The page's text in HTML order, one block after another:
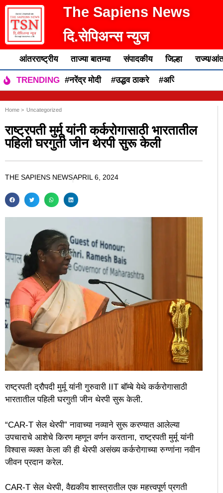
The Sapiens News
दि.सेपिअन्स न्युज
आंतरराष्ट्रीय ताज्या बातम्या संपादकीय जिल्हा राज्य/
TRENDING #नरेंद्र मोदी #उद्धव ठाकरे #अजित पवार
Home > Uncategorized
राष्ट्रपती मुर्मू यांनी कर्करोगासाठी भारतातील
पहिली घरगुती जीन थेरपी सुरू केली
THE SAPIENS NEWSAPRIL 6, 2024
राष्ट्रपती द्रौपदी मुर्मू यांनी गुरुवारी IIT बॉम्बे येथे कर्करोगासाठी
भारतातील पहिली घरगुती जीन थेरपी सुरू केली.
“CAR-T सेल थेरपी” नावाच्या नव्याने सुरू करण्यात आलेल्या
उपचाराचे आशेचे किरण म्हणून वर्णन करताना, राष्ट्रपती मुर्मू यांनी
विश्वास व्यक्त केला की ही थेरपी असंख्य कर्करोगाच्या रुग्णांना नवीन
जीवन प्रदान करेल.
CAR-T सेल थेरपी, वैद्यकीय शास्त्रातील एक महत्त्वपूर्ण प्रगती